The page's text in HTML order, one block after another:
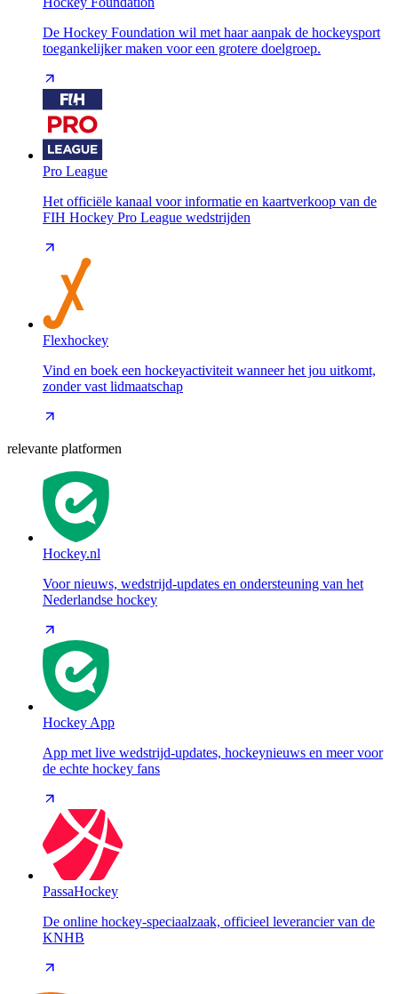
De Hockey Foundation wil met haar aanpak de hockeysport
toegankelijker maken voor een grotere doelgroep.
Pro League
Het officiële kanaal voor informatie en kaartverkoop van de
FIH Hockey Pro League wedstrijden
Flexhockey
Vind en boek een hockeyactiviteit wanneer het jou uitkomt,
zonder vast lidmaatschap
relevante platformen
Hockey.nl
Voor nieuws, wedstrijd-updates en ondersteuning van het
Nederlandse hockey
Hockey App
App met live wedstrijd-updates, hockeynieuws en meer voor
de echte hockey fans
PassaHockey
De online hockey-speciaalzaak, officieel leverancier van de
KNHB